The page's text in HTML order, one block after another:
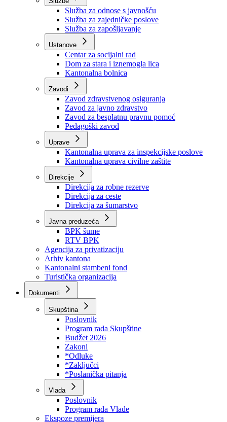
Organizacije
Službe
Služba za odnose s javnošću
Služba za zajedničke poslove
Služba za zapošljavanje
Ustanove
Centar za socijalni rad
Dom za stara i iznemogla lica
Kantonalna bolnica
Zavodi
Zavod zdravstvenog osiguranja
Zavod za javno zdravstvo
Zavod za besplatnu pravnu pomoć
Pedagoški zavod
Kantonalna uprava za inspekcijske poslove
Kantonalna uprava civilne zaštite
Direkcije
Direkcija za robne rezerve
Direkcija za ceste
Direkcija za šumarstvo
Javna preduzeća
BPK šume
RTV BPK
Agencija za privatizaciju
Arhiv kantona
Kantonalni stambeni fond
Turistička organizacija
Dokumenti
Skupština
Poslovnik
Program rada Skupštine
Budžet 2026
Zakoni
*Odluke
*Zaključci
*Poslanička pitanja
Vlada